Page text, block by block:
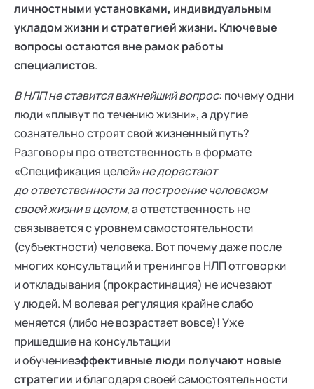
личностными установками, индивидуальным
укладом жизни и стратегией жизни. Ключевые
вопросы остаются вне рамок работы
специалистов.
В НЛП не ставится важнейший вопрос: почему одни
люди «плывут по течению жизни», а другие
сознательно строят свой жизненный путь?
Разговоры про ответственность в формате
«Спецификация целей»не дорастают
до ответственности за построение человеком
своей жизни в целом, а ответственность не
связывается с уровнем самостоятельности
(субъектности) человека. Вот почему даже после
многих консультаций и тренингов НЛП отговорки
и откладывания (прокрастинация) не исчезают
у людей. М волевая регуляция крайне слабо
меняется (либо не возрастает вовсе)! Уже
пришедшие на консультации
и обучениеэффективные люди получают новые
стратегии и благодаря своей самостоятельности